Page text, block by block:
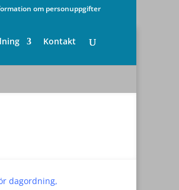
om personuppgifter
Kontakt
dagordning,